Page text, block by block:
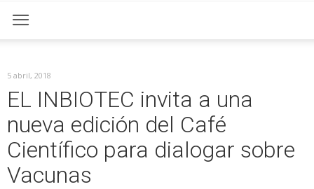
5 abril, 2018
EL INBIOTEC invita a una
nueva edición del Café
Científico para dialogar sobre
Vacunas